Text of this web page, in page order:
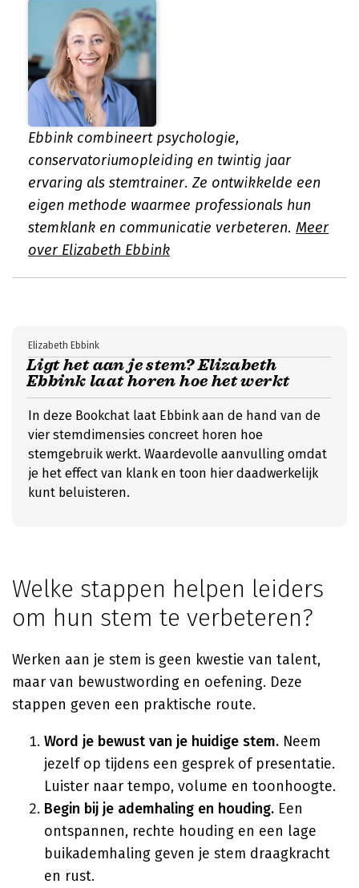
Ebbink combineert psychologie,
conservatoriumopleiding en twintig jaar
ervaring als stemtrainer. Ze ontwikkelde een
eigen methode waarmee professionals hun
stemklank en communicatie verbeteren. Meer
over Elizabeth Ebbink
Ligt het aan je stem? Elizabeth
Ebbink laat horen hoe het werkt
Elizabeth Ebbink
In deze Bookchat laat Ebbink aan de hand van de
vier stemdimensies concreet horen hoe
stemgebruik werkt. Waardevolle aanvulling omdat
je het effect van klank en toon hier daadwerkelijk
kunt beluisteren.
Welke stappen helpen leiders
om hun stem te verbeteren?
Werken aan je stem is geen kwestie van talent,
maar van bewustwording en oefening. Deze
stappen geven een praktische route.
Word je bewust van je huidige stem. Neem
jezelf op tijdens een gesprek of presentatie.
Luister naar tempo, volume en toonhoogte.
Begin bij je ademhaling en houding. Een
ontspannen, rechte houding en een lage
buikademhaling geven je stem draagkracht
en rust.